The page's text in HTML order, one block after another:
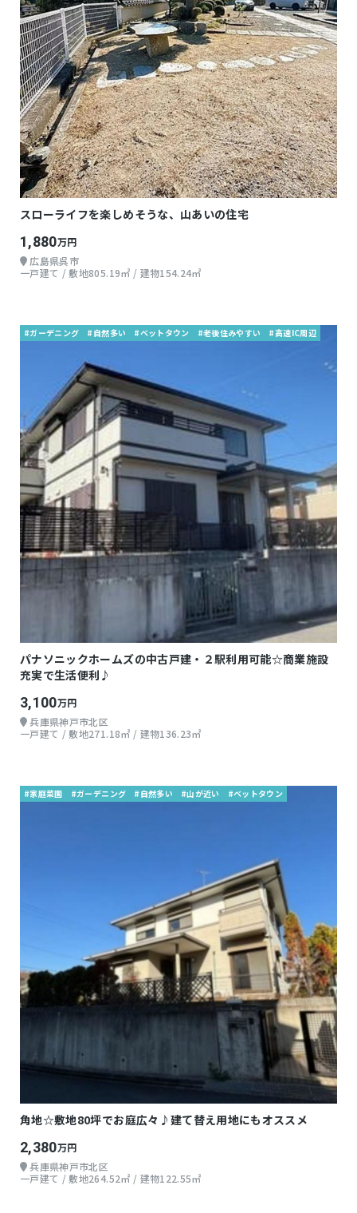
スローライフを楽しめそうな、山あいの住宅
1,880万円
広島県呉市
一戸建て / 敷地805.19㎡ / 建物154.24㎡
#ガーデニング #自然多い #ベットタウン #老後住みやすい #高速IC周辺
パナソニックホームズの中古戸建・２駅利用可能☆商業施設
充実で生活便利♪
3,100万円
兵庫県神戸市北区
一戸建て / 敷地271.18㎡ / 建物136.23㎡
#家庭菜園 #ガーデニング #自然多い #山が近い #ベットタウン
角地☆敷地80坪でお庭広々♪建て替え用地にもオススメ
2,380万円
兵庫県神戸市北区
一戸建て / 敷地264.52㎡ / 建物122.55㎡